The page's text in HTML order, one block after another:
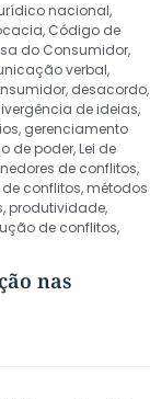
nacional,
, Código de
do Consumidor,
verbal,
, desacordo,
de ideias,
, gerenciamento
de poder,Lei de
de conflitos,
conflitos,métodos
,produtividade,
de conflitos,
nas